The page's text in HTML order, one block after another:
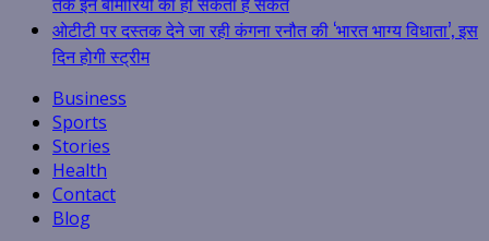
ओटीटी पर दस्तक देने जा रही कंगना रनौत की ‘भारत भाग्य विधाता’, इस
दिन होगी स्ट्रीम
Business
Sports
Stories
Health
Contact
Blog